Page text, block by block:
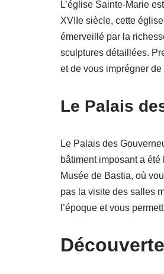
L’église Sainte-Marie
XVIIe siècle, cette
émerveillé par la
sculptures détaillées.
et de vous imprégner
Le Palais
Le Palais des
bâtiment imposant a
Musée de Bastia, où
pas la visite des salles
l’époque et vous